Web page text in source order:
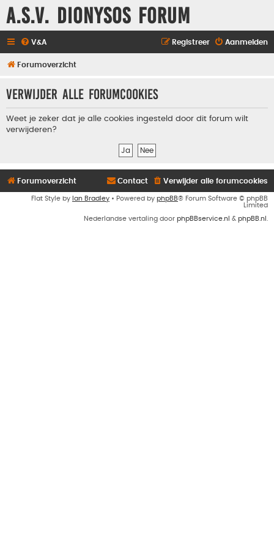
A.S.V. Dionysos Forum
V&A Aanmelden
Registreer
Forumoverzicht
Verwijder alle forumcookies
Weet je zeker dat je alle cookies ingesteld door dit forum wilt
verwijderen?
Forumoverzicht Verwijder alle forumcookies
Contact
Flat Style by Ian Bradley • Powered by phpBB® Forum Software © phpBB
Limited
Nederlandse vertaling door phpBBservice.nl & phpBB.nl